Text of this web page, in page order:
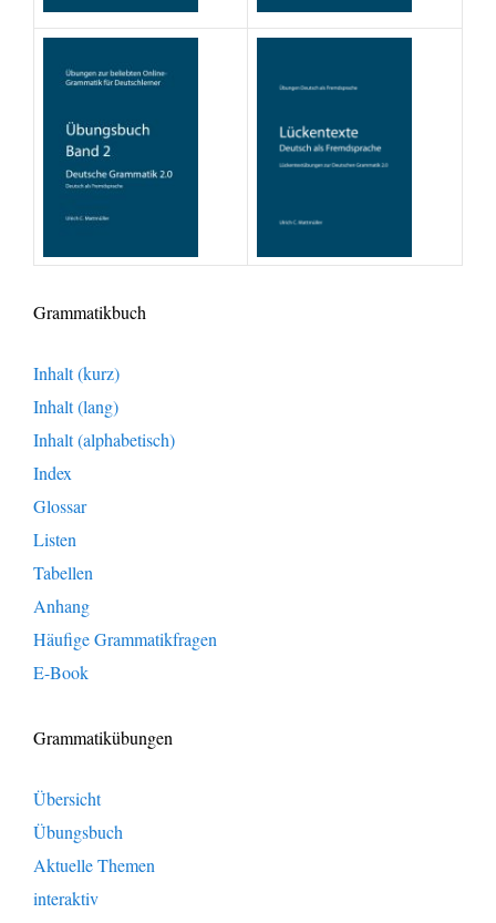
Grammatikbuch
Inhalt (kurz)
Inhalt (lang)
Inhalt (alphabetisch)
Index
Glossar
Listen
Tabellen
Anhang
Häufige Grammatikfragen
E-Book
Grammatikübungen
Übersicht
Übungsbuch
Aktuelle Themen
interaktiv